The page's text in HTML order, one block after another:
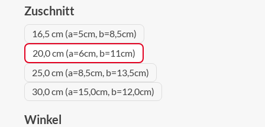
Zuschnitt
16,5 cm (a=5cm, b=8,5cm)
20,0 cm (a=6cm, b=11cm)
25,0 cm (a=8,5cm, b=13,5cm)
30,0 cm (a=15,0cm, b=12,0cm)
Winkel